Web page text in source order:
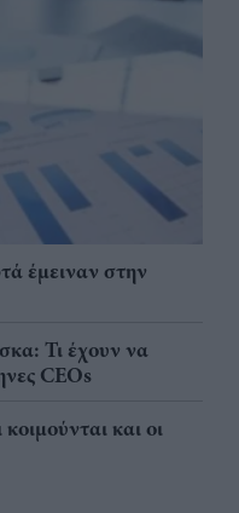
έμειναν στην
Τι έχουν να
CEOs
και οι